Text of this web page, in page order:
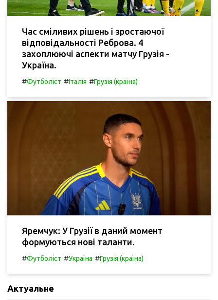
Час сміливих рішень і зростаючої
відповідальності Реброва. 4
захоплюючі аспекти матчу Грузія -
Україна.
#Футболіст #Італія #Грузія (країна)
Яремчук: У Грузії в даний момент
формуються нові таланти.
#Футболіст #Україна #Грузія (країна)
Актуальне